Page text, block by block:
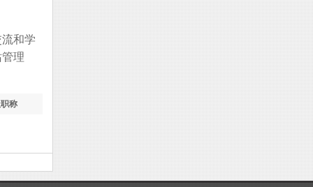
和学
理
称